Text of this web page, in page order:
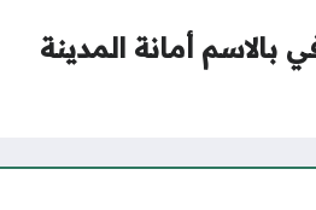
بالاسم أمانة المدينة